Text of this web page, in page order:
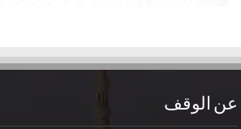
عن الوقف